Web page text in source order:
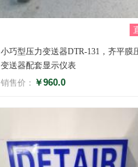
小巧型压力变送器DTR-131，齐平膜
变送器配套显示仪表
销售价： ￥960.0
评分